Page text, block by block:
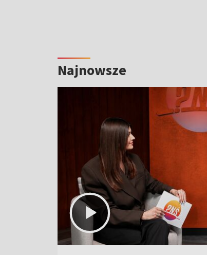
Najnowsze